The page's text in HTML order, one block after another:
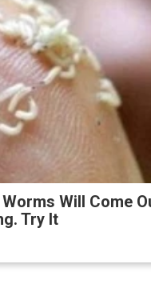
Will Come
Try It